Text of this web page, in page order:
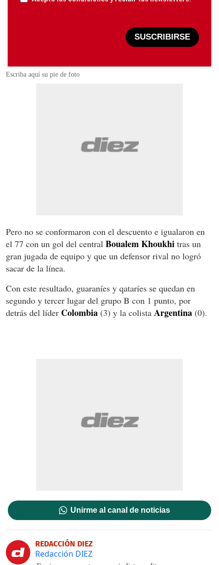
SUSCRIBIRSE
Escriba aquí su pie de foto
Pero no se conformaron con el descuento e igualaron en
el 77 con un gol del central Boualem Khoukhi tras un
gran jugada de equipo y que un defensor rival no logró
sacar de la línea.
Con este resultado, guaraníes y qataríes se quedan en
segundo y tercer lugar del grupo B con 1 punto, por
detrás del líder Colombia (3) y la colista Argentina (0).
Unirme al canal de noticias
REDACCIÓN DIEZ
Redacción DIEZ